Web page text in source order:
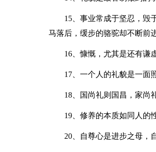
15、事业常成于坚忍，毁
马落后，缓步的骆驼却不断
16、慷慨，尤其是还有
17、一个人的礼貌是一
18、国尚礼则国昌，家
19、修养的本质如同人
20、自尊心是进步之母